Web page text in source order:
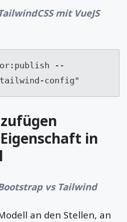
mit VueJS
--
tailwind-config"
Eigenschaft in
vs Tailwind
an den Stellen, an